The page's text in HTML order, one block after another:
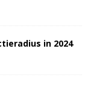
in 2024